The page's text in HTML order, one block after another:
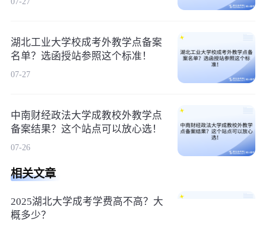
湖北工业大学校成考外教学点备案
名单？选函授站参照这个标准！
07-27
中南财经政法大学成教校外教学点
备案结果？这个站点可以放心选！
07-26
相关文章
2025湖北大学成考学费高不高？大
概多少？